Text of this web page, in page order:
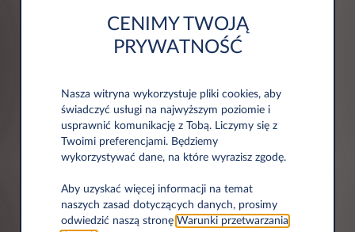
Informacje adresowe
Kod pocztowy*
CENIMY TWOJĄ
PRYWATNOŚĆ
Nasza witryna wykorzystuje pliki cookies, aby
świadczyć usługi na najwyższym poziomie i
usprawnić komunikację z Tobą. Liczymy się z
Twoimi preferencjami. Będziemy
wykorzystywać dane, na które wyrazisz zgodę.
Aby uzyskać więcej informacji na temat
naszych zasad dotyczących danych, prosimy
odwiedzić naszą stronę Warunki przetwarzania